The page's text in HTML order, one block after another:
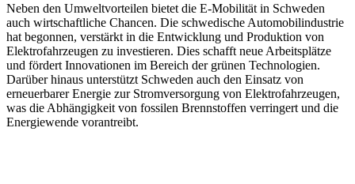
Neben den Umweltvorteilen bietet die E-Mobilität in Schweden
auch wirtschaftliche Chancen. Die schwedische Automobilindustrie
hat begonnen, verstärkt in die Entwicklung und Produktion von
Elektrofahrzeugen zu investieren. Dies schafft neue Arbeitsplätze
und fördert Innovationen im Bereich der grünen Technologien.
Darüber hinaus unterstützt Schweden auch den Einsatz von
erneuerbarer Energie zur Stromversorgung von Elektrofahrzeugen,
was die Abhängigkeit von fossilen Brennstoffen verringert und die
Energiewende vorantreibt.